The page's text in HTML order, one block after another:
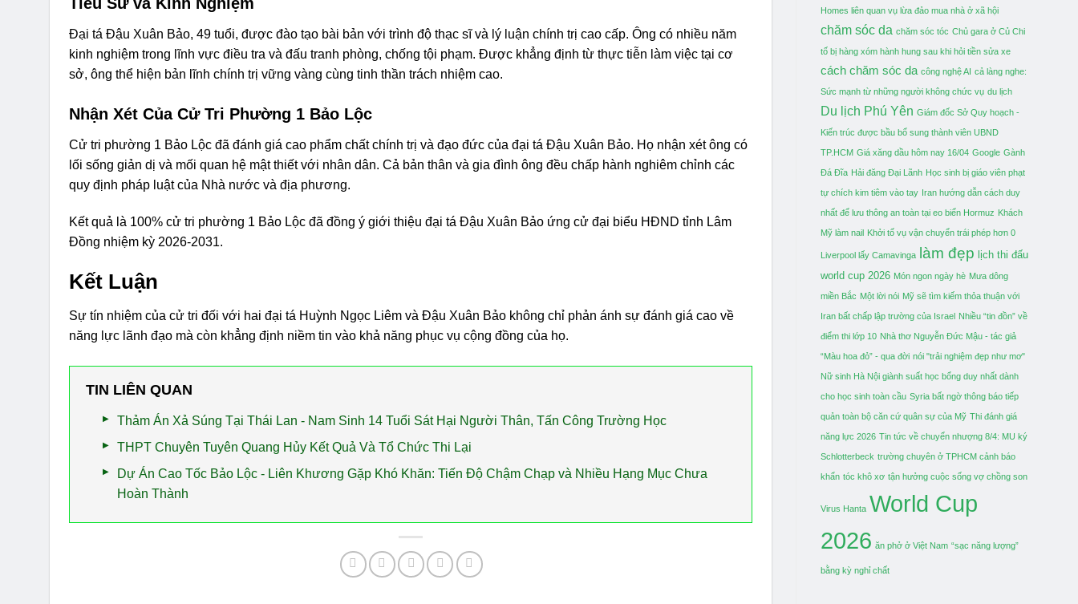
Tiểu Sử và Kinh Nghiệm
Đại tá Đậu Xuân Bảo, 49 tuổi, được đào tạo bài bản với trình độ thạc sĩ và lý luận chính trị cao cấp. Ông có nhiều năm
kinh nghiệm trong lĩnh vực điều tra và đấu tranh phòng, chống tội phạm. Được khẳng định từ thực tiễn làm việc tại cơ
sở, ông thể hiện bản lĩnh chính trị vững vàng cùng tinh thần trách nhiệm cao.
Nhận Xét Của Cử Tri Phường 1 Bảo Lộc
Cử tri phường 1 Bảo Lộc đã đánh giá cao phẩm chất chính trị và đạo đức của đại tá Đậu Xuân Bảo. Họ nhận xét ông có
lối sống giản dị và mối quan hệ mật thiết với nhân dân. Cả bản thân và gia đình ông đều chấp hành nghiêm chỉnh các
quy định pháp luật của Nhà nước và địa phương.
Kết quả là 100% cử tri phường 1 Bảo Lộc đã đồng ý giới thiệu đại tá Đậu Xuân Bảo ứng cử đại biểu HĐND tỉnh Lâm
Đồng nhiệm kỳ 2026-2031.
Kết Luận
Sự tín nhiệm của cử tri đối với hai đại tá Huỳnh Ngọc Liêm và Đậu Xuân Bảo không chỉ phản ánh sự đánh giá cao về
năng lực lãnh đạo mà còn khẳng định niềm tin vào khả năng phục vụ cộng đồng của họ.
TIN LIÊN QUAN
Thảm Án Xả Súng Tại Thái Lan - Nam Sinh 14 Tuổi Sát Hại Người Thân, Tấn Công Trường Học
THPT Chuyên Tuyên Quang Hủy Kết Quả Và Tổ Chức Thi Lại
Dự Án Cao Tốc Bảo Lộc - Liên Khương Gặp Khó Khăn: Tiến Độ Chậm Chạp và Nhiều Hạng Mục Chưa
Hoàn Thành
Homes liên quan vụ lừa đảo mua nhà ở xã hội
chăm sóc da chăm sóc tóc Chủ gara ở Củ Chi
tố bị hàng xóm hành hung sau khi hỏi tiền sửa xe
cách chăm sóc da công nghệ AI cả làng nghe:
Sức mạnh từ những người không chức vụ du lịch
Du lịch Phú Yên Giám đốc Sở Quy hoạch -
Kiến trúc được bầu bổ sung thành viên UBND
TP.HCM Giá xăng dầu hôm nay 16/04 Google Gành
Đá Đĩa Hải đăng Đại Lãnh Học sinh bị giáo viên phạt
tự chích kim tiêm vào tay Iran hướng dẫn cách duy
nhất để lưu thông an toàn tại eo biển Hormuz Khách
Mỹ làm nail Khởi tố vụ vận chuyển trái phép hơn 0
Liverpool lấy Camavinga làm đẹp lịch thi đấu
world cup 2026 Món ngon ngày hè Mưa dông
miền Bắc Một lời nói Mỹ sẽ tìm kiếm thỏa thuận với
Iran bất chấp lập trường của Israel Nhiều “tin đồn” về
điểm thi lớp 10 Nhà thơ Nguyễn Đức Mậu - tác giả
“Màu hoa đỏ” - qua đời nói "trải nghiệm đẹp như mơ"
Nữ sinh Hà Nội giành suất học bổng duy nhất dành
cho học sinh toàn cầu Syria bất ngờ thông báo tiếp
quản toàn bộ căn cứ quân sự của Mỹ Thi đánh giá
năng lực 2026 Tin tức về chuyển nhượng 8/4: MU ký
Schlotterbeck trường chuyên ở TPHCM cảnh báo
khẩn tóc khô xơ tận hưởng cuộc sống vợ chồng son
Virus Hanta World Cup
2026 ăn phở ở Việt Nam “sạc năng lượng”
bằng kỳ nghỉ chất